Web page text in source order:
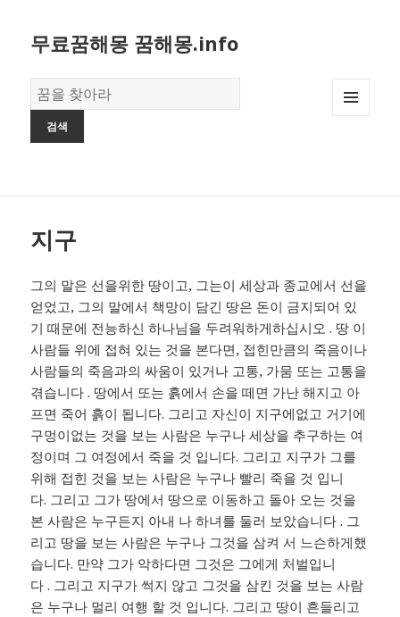
무료꿈해몽 꿈해몽.info
꿈
의
지구
그의 말은 선을위한 땅이고, 그는이 세상과 종교에서 선을
얻었고, 그의 말에서 책망이 담긴 땅은 돈이 금지되어 있
기 때문에 전능하신 하나님을 두려워하게하십시오 . 땅 이
사람들 위에 접혀 있는 것을 본다면, 접힌만큼의 죽음이나
사람들의 죽음과의 싸움이 있거나 고통, 가뭄 또는 고통을
겪습니다 . 땅에서 또는 흙에서 손을 떼면 가난 해지고 아
프면 죽어 흙이 됩니다. 그리고 자신이 지구에없고 거기에
구멍이없는 것을 보는 사람은 누구나 세상을 추구하는 여
정이며 그 여정에서 죽을 것 입니다. 그리고 지구가 그를
위해 접힌 것을 보는 사람은 누구나 빨리 죽을 것 입니
다. 그리고 그가 땅에서 땅으로 이동하고 돌아 오는 것을
본 사람은 누구든지 아내 나 하녀를 둘러 보았습니다 . 그
리고 땅을 보는 사람은 누구나 그것을 삼켜 서 느슨하게했
습니다. 만약 그가 악하다면 그것은 그에게 처벌입니
다 . 그리고 지구가 썩지 않고 그것을 삼킨 것을 보는 사람
은 누구나 멀리 여행 할 것 입니다. 그리고 땅이 흔들리고